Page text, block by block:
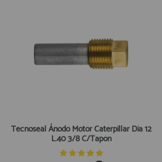
Tecnoseal Ánodo Motor Caterpillar Dia 12
L.40 3/8 C/Tapón